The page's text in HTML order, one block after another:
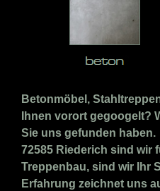
Betonmöbel,
Ihnen vorort gegoogelt?
Sie uns gefunden haben.
72585 Riederich sind wir
Treppenbau, sind wir Ihr
Erfahrung zeichnet uns